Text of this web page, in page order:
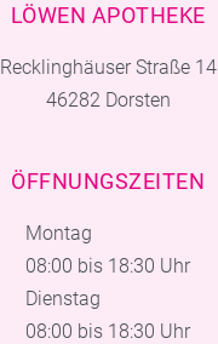
LÖWEN APOTHEKE
Recklinghäuser Straße 14
46282 Dorsten
ÖFFNUNGSZEITEN
Montag
08:00 bis 18:30 Uhr
Dienstag
08:00 bis 18:30 Uhr